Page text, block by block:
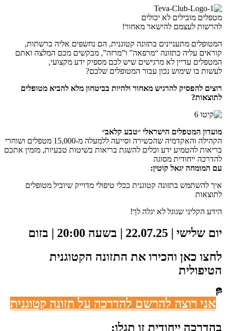
מטפלים מובילים לא יכולים
להרשות לעצמם להישאר מאחור!
המטופלים מתעניינים בתזונה קטוגנית, הם נחשפים אליה ברשתות,
קוראים עליה כתזונה “מרפאה” ו”מרזה”, מבקשים מכם המלצה ואתם
המטפלים עדיין לא מרגישים שיש לכם מספיק ידע מקצועי,
לעשות בו שימוש נכון עבור המטופלים שלכם?
רוצים להפסיק להרגיש מאחור ולהיות בביטחון מלא להביא מטופלים
לתוצאות?
מועדון המטפלים הישראלי ״טבע קלאב״
הקהילה והאקדמיה שהכשירה וסייעה ללמעלה מ-15,000 מטפלים ושוחרי
בריאות להטמיע ידע וכלים להשגת בריאות בשיטות טבעיות, מזמין אתכם
להדרכה ייחודית מסוגה
עם המומחה יגאל קוטין:
איך להשתמש בתזונה קטוגנית ככלי טיפולי מדוייק שיוביל מטופלים
לתוצאות
הידע הקליני שגוגל לא יגלה לך!
יום שלישי | 22.07.25 | בשעה 20:00 | בזום
לחצו כאן והכירו את התזונה הקטוגנית
הטיפולית
אני רוצה להרשם להדרכה על תזונה קטוגנית
בהדרכה ייחודית זו תגלו: